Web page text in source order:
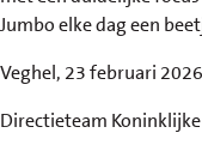
Jumbo elke dag een
Veghel, 23 februari 2026
Directieteam Koninklijke